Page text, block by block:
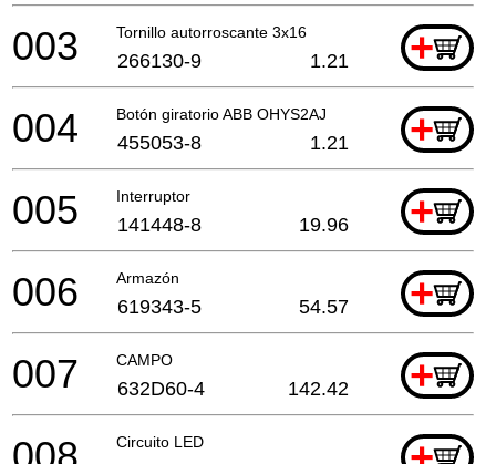
Tornillo autorroscante 3x16 +
003 266130-9 1.21
Botón giratorio ABB OHYS2AJ +
004 455053-8 1.21
Interruptor +
005 141448-8 19.96
Armazón +
006 619343-5 54.57
CAMPO +
007 632D60-4 142.42
Circuito LED